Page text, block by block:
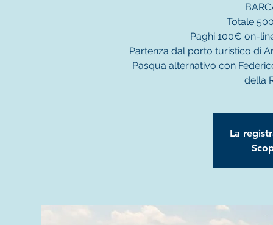
Totale
Paghi 100€ on-
Partenza dal porto turistico di
Pasqua alternativo con
della
La